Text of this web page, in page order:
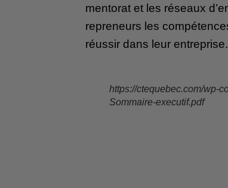
mentorat et les réseaux
repreneurs les
réussir dans leur entreprise.
https://ctequebec.com/wp-
Sommaire-executif.pdf